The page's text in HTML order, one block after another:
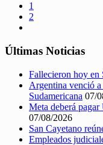
1
2
Últimas Noticias
Fallecieron hoy en
Argentina venció
Sudamericana 07/
Meta deberá
07/08/2026
San Cayetano
Empleados